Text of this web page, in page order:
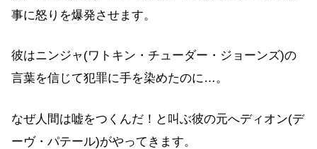
事に怒りを爆発させます。
彼はニンジャ(ワトキン・チューダー・ジョーンズ)の
言葉を信じて犯罪に手を染めたのに…。
なぜ人間は嘘をつくんだ！と叫ぶ彼の元へディオン(デ
ーヴ・パテール)がやってきます。